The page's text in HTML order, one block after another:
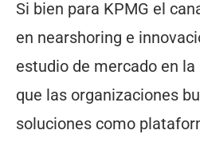
Si bien para KPMG el
en nearshoring e
estudio de mercado en
que las organizaciones
soluciones como